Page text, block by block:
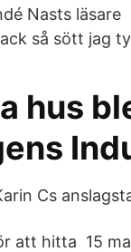
Nasts läsare
så sött jag
hus
Cs
att hitta 15